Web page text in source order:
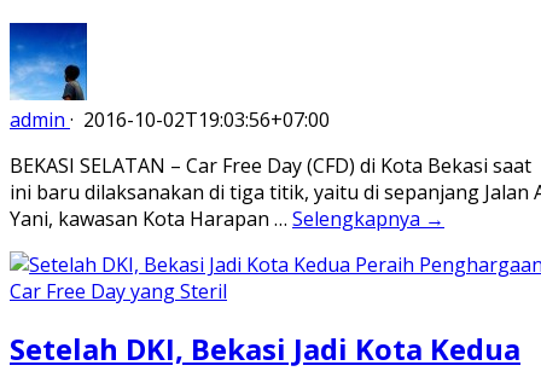
admin · 2016-10-02T19:03:56+07:00
BEKASI SELATAN – Car Free Day (CFD) di Kota Bekasi saat
ini baru dilaksanakan di tiga titik, yaitu di sepanjang Jalan
Yani, kawasan Kota Harapan … Selengkapnya →
Setelah DKI, Bekasi Jadi Kota Kedua